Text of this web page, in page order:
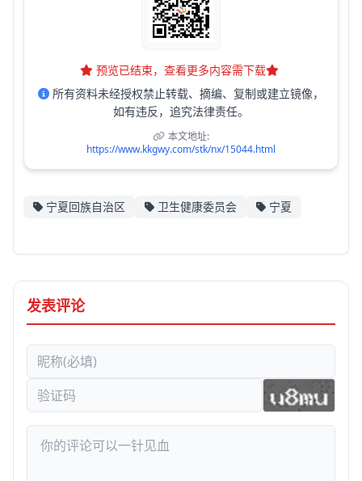
预览已结束，查看更多内容需下载
所有资料未经授权禁止转载、摘编、复制或建立镜像，
如有违反，追究法律责任。
本文地址:
https://www.kkgwy.com/stk/nx/15044.html
宁夏回族自治区 卫生健康委员会 宁夏
发表评论